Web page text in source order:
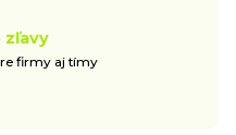
zľavy
firmy aj tímy